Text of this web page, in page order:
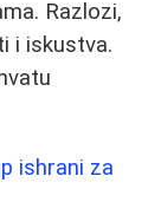
Razlozi,
i iskustva.
ishrani za